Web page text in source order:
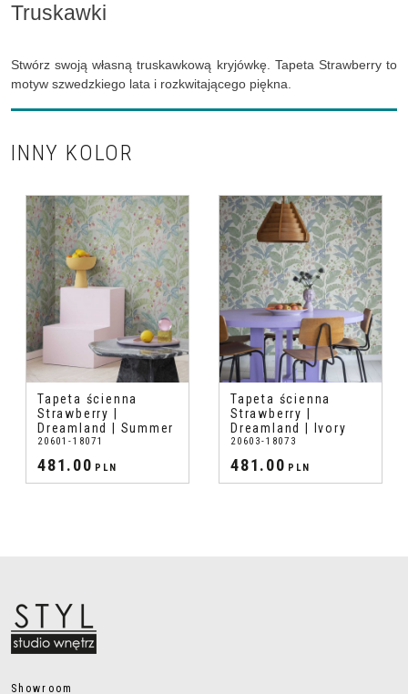
Truskawki
Stwórz swoją własną truskawkową kryjówkę. Tapeta Strawberry to
motyw szwedzkiego lata i rozkwitającego piękna.
INNY KOLOR
Tapeta ścienna
Strawberry |
Dreamland | Summer
20601-18071
481.00 PLN
Tapeta ścienna
Strawberry |
Dreamland | Ivory
20603-18073
481.00 PLN
Showroom